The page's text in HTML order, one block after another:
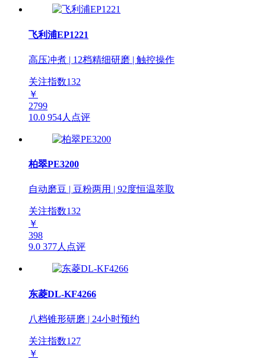
飞利浦EP1221
高压冲煮 | 12档精细研磨 | 触控操作
关注指数132
￥
2799
10.0 954人点评
柏翠PE3200
自动磨豆 | 豆粉两用 | 92度恒温萃取
关注指数132
￥
398
9.0 377人点评
东菱DL-KF4266
八档锥形研磨 | 24小时预约
关注指数127
￥